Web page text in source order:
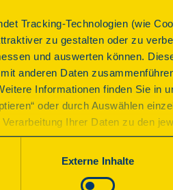
Tracking-Technologien (wie
zu gestalten oder zu
und auswerten können.
anderen Daten
Informationen finden Sie in
oder durch Auswählen
Ihrer Daten zu den
erforderlich und kann jederzeit
werden nur essenzielle
Externe Inhalte
Friedrich Wilhelm
„Samtgemeinde“
Unterstützung
Raiffeisenhaus
Genossenschaftsidee
Programm